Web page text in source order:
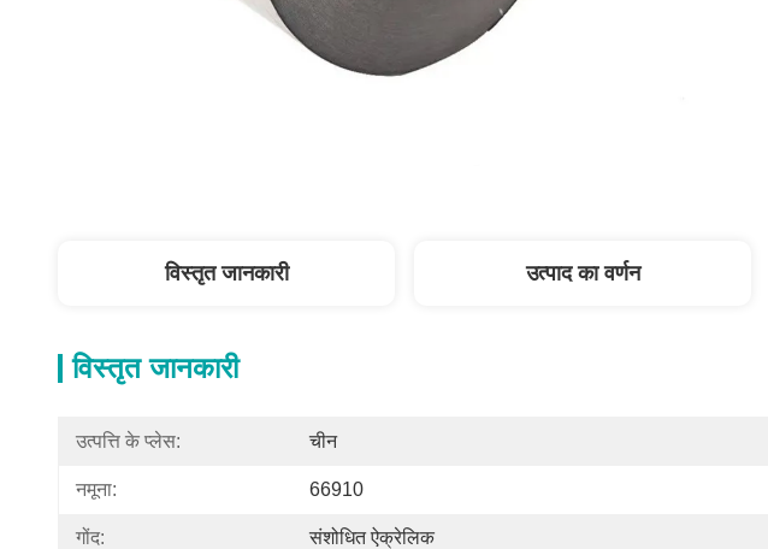
विस्तृत जानकारी उत्पाद का वर्णन
विस्तृत जानकारी
उत्पत्ति के प्लेस: चीन
नमूना: 66910
गोंद: संशोधित ऐक्रेलिक